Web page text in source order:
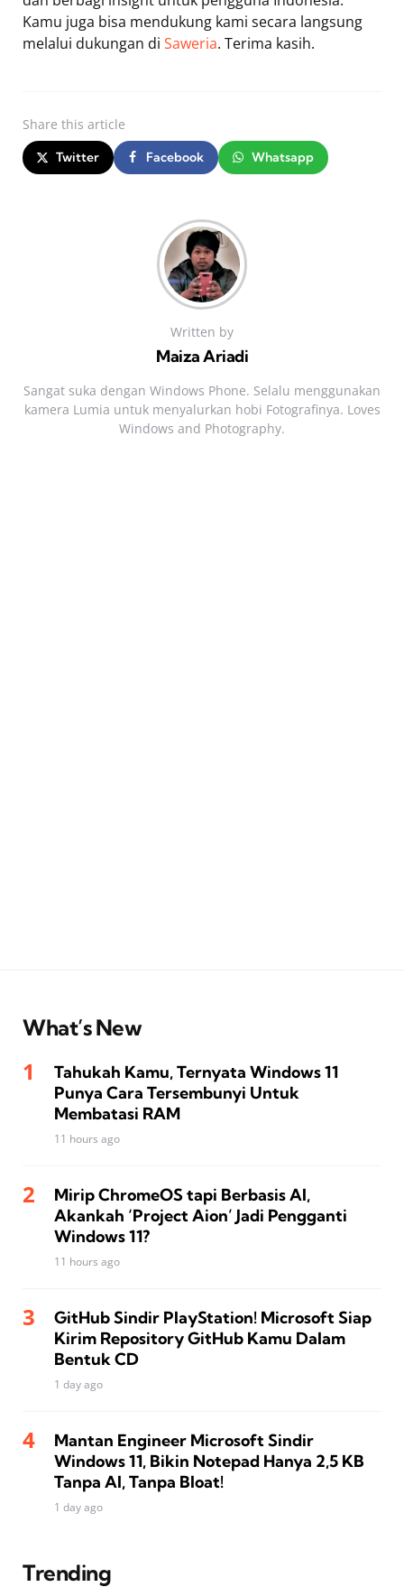
Kamu juga bisa mendukung kami secara langsung
melalui dukungan di Saweria. Terima kasih.
Share this article
Twitter Facebook Whatsapp
Written by
Maiza Ariadi
Sangat suka dengan Windows Phone. Selalu menggunakan
kamera Lumia untuk menyalurkan hobi Fotografinya. Loves
Windows and Photography.
What’s New
Tahukah Kamu, Ternyata Windows 11
Punya Cara Tersembunyi Untuk
Membatasi RAM
11 hours ago
Mirip ChromeOS tapi Berbasis AI,
Akankah ‘Project Aion’ Jadi Pengganti
Windows 11?
11 hours ago
GitHub Sindir PlayStation! Microsoft Siap
Kirim Repository GitHub Kamu Dalam
Bentuk CD
1 day ago
Mantan Engineer Microsoft Sindir
Windows 11, Bikin Notepad Hanya 2,5 KB
Tanpa AI, Tanpa Bloat!
1 day ago
Trending